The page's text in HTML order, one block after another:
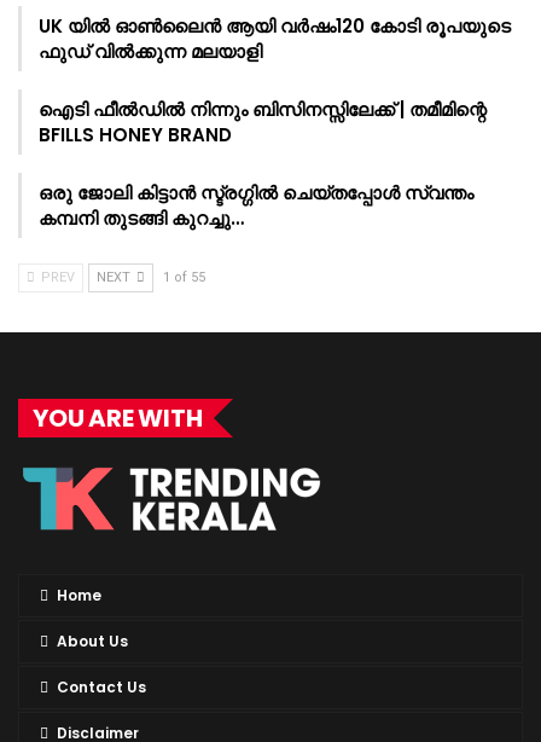
UK യിൽ ഓൺലൈൻ ആയി വർഷം120 കോടി രൂപയുടെ
ഫുഡ് വിൽക്കുന്ന മലയാളി
ഐടി ഫീൽഡിൽ നിന്നും ബിസിനസ്സിലേക്ക് | തമീമിന്റെ
BFILLS HONEY BRAND
ഒരു ജോലി കിട്ടാൻ സ്ട്രഗ്ഗിൽ ചെയ്തപ്പോൾ സ്വന്തം
കമ്പനി തുടങ്ങി കുറച്ചു…
PREV NEXT 1 of 55
YOU ARE WITH
Home
About Us
Contact Us
Disclaimer